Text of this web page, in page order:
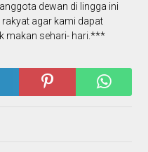
dewan di lingga ini
agar kami dapat
makan sehari- hari.***